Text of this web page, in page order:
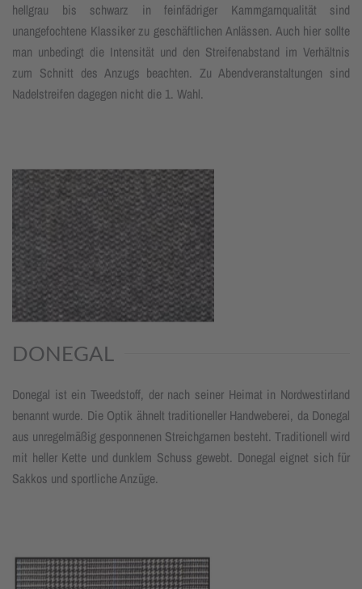
hellgrau bis schwarz in feinfädriger Kammgarnqualität sind
unangefochtene Klassiker zu geschäftlichen Anlässen. Auch hier sollte
man unbedingt die Intensität und den Streifenabstand im Verhältnis
zum Schnitt des Anzugs beachten. Zu Abendveranstaltungen sind
Nadelstreifen dagegen nicht die 1. Wahl.
DONEGAL
Donegal ist ein Tweedstoff, der nach seiner Heimat in Nordwestirland
benannt wurde. Die Optik ähnelt traditioneller Handweberei, da Donegal
aus unregelmäßig gesponnenen Streichgarnen besteht. Traditionell wird
mit heller Kette und dunklem Schuss gewebt. Donegal eignet sich für
Sakkos und sportliche Anzüge.